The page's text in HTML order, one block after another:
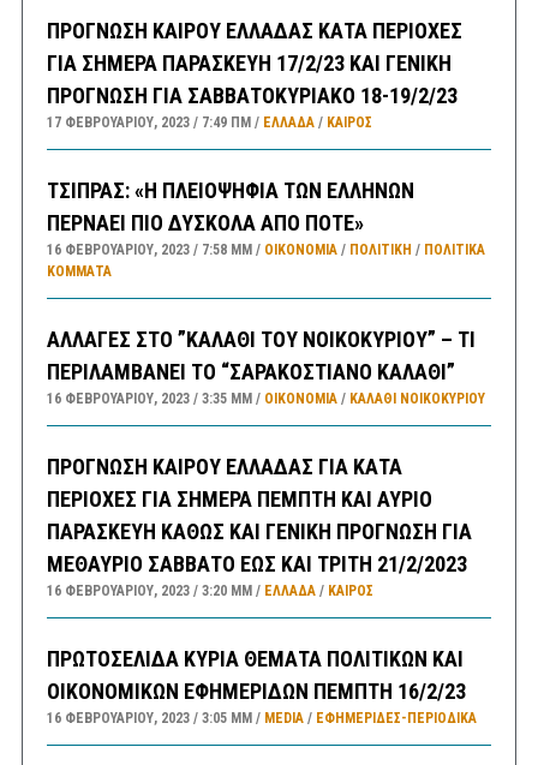
ΠΡΟΓΝΩΣΗ ΚΑΙΡΟΥ ΕΛΛΑΔΑΣ ΚΑΤΑ ΠΕΡΙΟΧΕΣ
ΓΙΑ ΣΗΜΕΡΑ ΠΑΡΑΣΚΕΥΗ 17/2/23 ΚΑΙ ΓΕΝΙΚΗ
ΠΡΟΓΝΩΣΗ ΓΙΑ ΣΑΒΒΑΤΟΚΥΡΙΑΚΟ 18-19/2/23
17 ΦΕΒΡΟΥΑΡΊΟΥ, 2023 7:49 ΠΜ ΕΛΛΑΔA/ ΚΑΙΡΌΣ
ΤΣΙΠΡΑΣ: «Η ΠΛΕΙΟΨΗΦΙΑ ΤΩΝ ΕΛΛΗΝΩΝ
ΠΕΡΝΑΕΙ ΠΙΟ ΔΥΣΚΟΛΑ ΑΠΟ ΠΟΤΕ»
16 ΦΕΒΡΟΥΑΡΊΟΥ, 2023 7:58 ΜΜ ΟΙΚΟΝΟΜΙΑ/ ΠΟΛΙΤΙΚΗ / ΠΟΛΙΤΙΚΆ
ΚΌΜΜΑΤΑ
ΑΛΛΑΓΕΣ ΣΤΟ ”ΚΑΛΑΘΙ ΤΟΥ ΝΟΙΚΟΚΥΡΙΟΥ” – ΤΙ
ΠΕΡΙΛΑΜΒΑΝΕΙ ΤΟ “ΣΑΡΑΚΟΣΤΙΑΝΟ ΚΑΛΑΘΙ”
16 ΦΕΒΡΟΥΑΡΊΟΥ, 2023 3:35 ΜΜ ΟΙΚΟΝΟΜΙΑ/ ΚΑΛΑΘΙ ΝΟΙΚΟΚΥΡΙΟΥ
ΠΡΟΓΝΩΣΗ ΚΑΙΡΟΥ ΕΛΛΑΔΑΣ ΓΙΑ ΚΑΤΑ
ΠΕΡΙΟΧΕΣ ΓΙΑ ΣΗΜΕΡΑ ΠΕΜΠΤΗ ΚΑΙ ΑΥΡΙΟ
ΠΑΡΑΣΚΕΥΗ ΚΑΘΩΣ ΚΑΙ ΓΕΝΙΚΗ ΠΡΟΓΝΩΣΗ ΓΙΑ
ΜΕΘΑΥΡΙΟ ΣΑΒΒΑΤΟ ΕΩΣ ΚΑΙ ΤΡΙΤΗ 21/2/2023
16 ΦΕΒΡΟΥΑΡΊΟΥ, 2023 3:20 ΜΜ ΕΛΛΑΔA/ ΚΑΙΡΌΣ
ΠΡΩΤΟΣΕΛΙΔΑ ΚΥΡΙΑ ΘΕΜΑΤΑ ΠΟΛΙΤΙΚΩΝ ΚΑΙ
ΟΙΚΟΝΟΜΙΚΩΝ ΕΦΗΜΕΡΙΔΩΝ ΠΕΜΠΤΗ 16/2/23
16 ΦΕΒΡΟΥΑΡΊΟΥ, 2023 3:05 ΜΜ MEDIA/ ΕΦΗΜΕΡΊΔΕΣ-ΠΕΡΙΟΔΙΚΆ